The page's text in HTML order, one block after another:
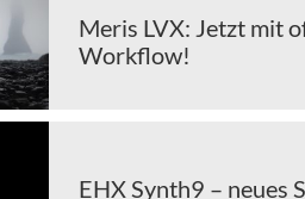
Meris LVX: Jetzt mit
Workflow!
EHX Synth9 – neues